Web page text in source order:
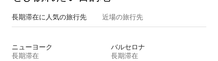
長期滞在に人気の旅行先 近場の旅行先
ニューヨーク
長期滞在
バルセロナ
長期滞在